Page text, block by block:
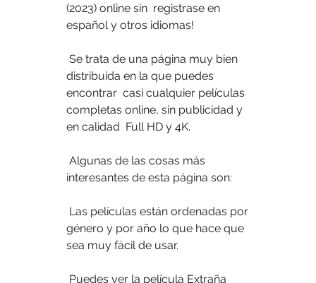
(2023) online sin  registrase en
español y otros idiomas!
distribuida en la que puedes
encontrar  casi cualquier películas
completas online, sin publicidad y
en calidad  Full HD y 4K.
interesantes de esta página son:
género y por año lo que hace que
sea muy fácil de usar.